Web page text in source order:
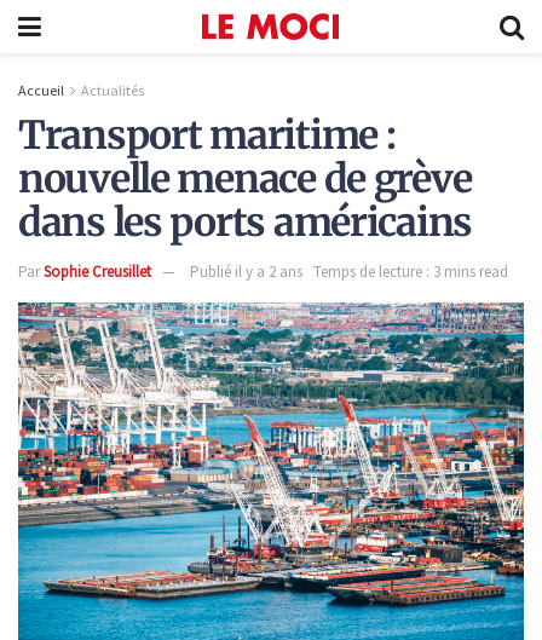
Accueil Actualités
Transport maritime :
nouvelle menace de grève
dans les ports américains
ParSophie Creusillet Publié il y a 2 ans Temps de lecture : 3 mins read